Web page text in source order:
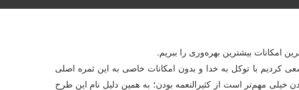
امکانات بیشترین بهره‌وری را ببریم.
کردیم با توکل به خدا و بدون امکانات خاصی به این ثمره اصلی
خیلی مهم‌تر است از کثیرالنعمه بودن؛ به همین دلیل نام این طرح